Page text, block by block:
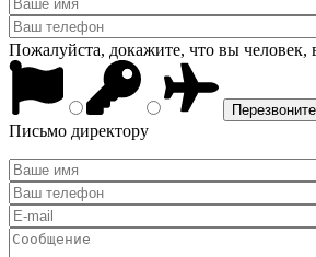
Пожалуйста, докажите, что вы человек,
Письмо директору